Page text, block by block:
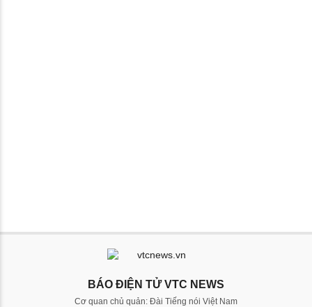
BÁO ĐIỆN TỬ VTC NEWS
Cơ quan chủ quản: Đài Tiếng nói Việt Nam